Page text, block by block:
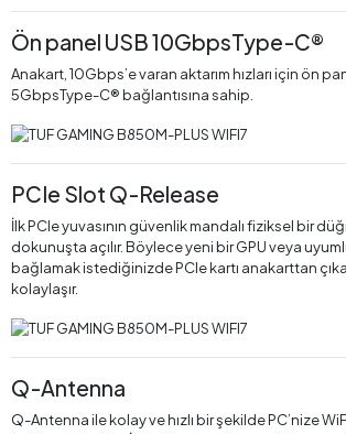
Ön panel USB 10GbpsType-C®
Anakart, 10Gbps’e varan aktarım hızları için ön
5GbpsType-C® bağlantısına sahip.
PCIe Slot Q-Release
İlk PCIe yuvasının güvenlik mandalı fiziksel bir
dokunuşta açılır. Böylece yeni bir GPU veya
bağlamak istediğinizde PCIe kartı anakarttan
kolaylaşır.
Q-Antenna
Q-Antenna ile kolay ve hızlı bir şekilde PC’nize